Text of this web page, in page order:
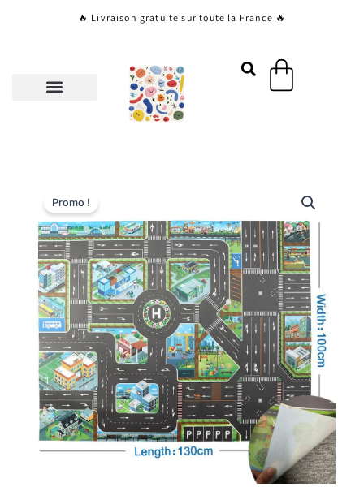
🔥 Livraison gratuite sur toute la France 🔥
Panier
Promo !